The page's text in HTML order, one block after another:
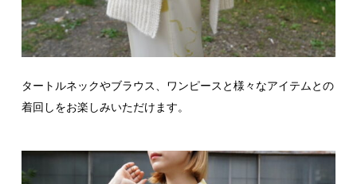
タートルネックやブラウス、ワンピースと様々なアイテムとの
着回しをお楽しみいただけます。